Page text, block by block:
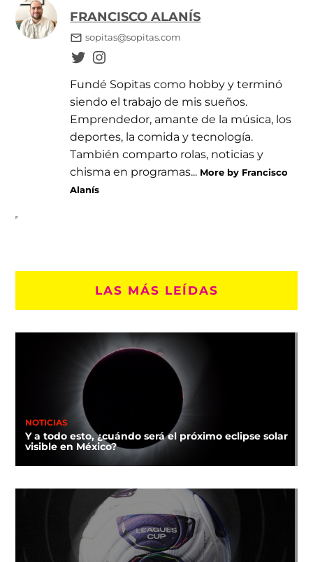
FRANCISCO ALANÍS
sopitas@sopitas.com
Fundé Sopitas como hobby y terminó
siendo el trabajo de mis sueños.
Emprendedor, amante de la música, los
deportes, la comida y tecnología.
También comparto rolas, noticias y
chisma en programas... More by Francisco
Alanís
LAS MÁS LEÍDAS
NOTICIAS
Y a todo esto, ¿cuándo será el próximo eclipse solar
visible en México?